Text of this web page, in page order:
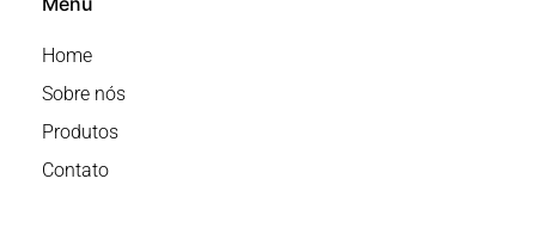
Home
Sobre nós
Produtos
Contato